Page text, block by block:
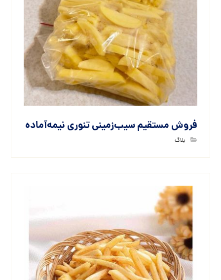
فروش مستقیم سیب‌زمینی تنوری نیمه‌آماده
بلاگ